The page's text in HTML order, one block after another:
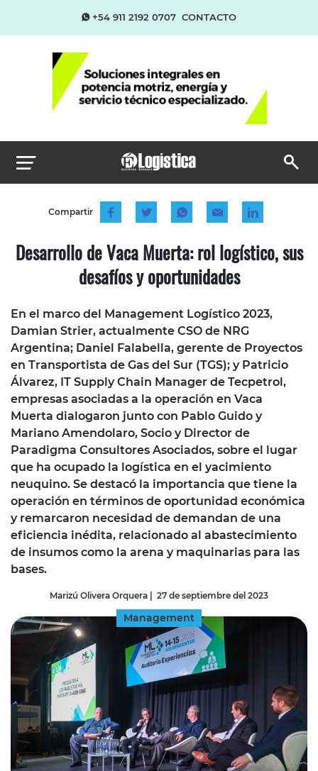
+54 911 2192 0707 CONTACTO
Compartir
Desarrollo de Vaca Muerta: rol logístico, sus
desafíos y oportunidades
En el marco del Management Logístico 2023,
Damian Strier, actualmente CSO de NRG
Argentina; Daniel Falabella, gerente de Proyectos
en Transportista de Gas del Sur (TGS); y Patricio
Álvarez, IT Supply Chain Manager de Tecpetrol,
empresas asociadas a la operación en Vaca
Muerta dialogaron junto con Pablo Guido y
Mariano Amendolaro, Socio y Director de
Paradigma Consultores Asociados, sobre el lugar
que ha ocupado la logística en el yacimiento
neuquino. Se destacó la importancia que tiene la
operación en términos de oportunidad económica
y remarcaron necesidad de demandan de una
eficiencia inédita, relacionado al abastecimiento
de insumos como la arena y maquinarias para las
bases.
Marizú Olivera Orquera | 27 de septiembre del 2023
Management